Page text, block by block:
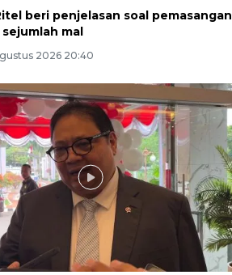
beri penjelasan soal pemasangan
mal
2026 20:40